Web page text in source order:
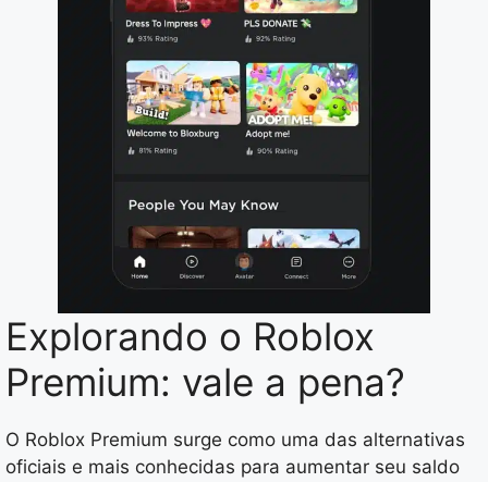
Explorando o Roblox
Premium: vale a pena?
O Roblox Premium surge como uma das alternativas
oficiais e mais conhecidas para aumentar seu saldo